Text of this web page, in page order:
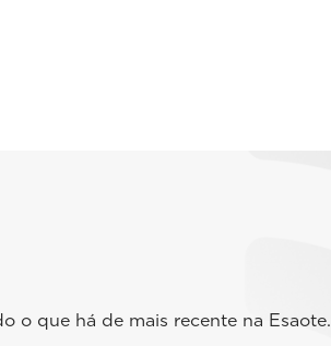
o que há de mais recente na Esaote.